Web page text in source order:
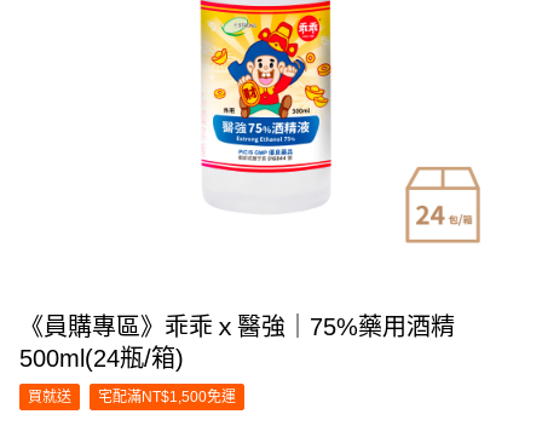
《員購專區》乖乖ｘ醫強｜75%藥用酒精
500ml(24瓶/箱)
買就送 宅配滿NT$1,500免運